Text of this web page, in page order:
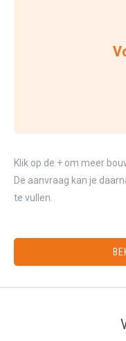
Klik op de + om meer
De aanvraag kan je
te vullen.